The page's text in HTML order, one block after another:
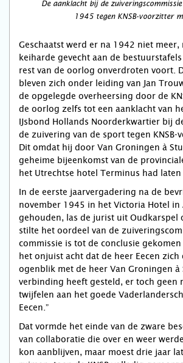
De aanklacht bij de
1945 tegen KNSB-voorzitter
Geschaatst werd er na 1942 niet meer,
keiharde gevecht aan de
rest van de oorlog onverdroten voort.
bleven zich onder leiding van Jan
de opgelegde overheersing door de
de oorlog zelfs tot een aanklacht van
IJsbond Hollands Noorderkwartier bij
de zuivering van de sport tegen KNSB-
Dit omdat hij door Van Groningen à
geheime bijeenkomst van de
het Utrechtse hotel Terminus had laten
In de eerste jaarvergadering na de
november 1945 in het Victoria Hotel in
gehouden, las de jurist uit Oudkarspel
stilte het oordeel van de
commissie is tot de conclusie
het onjuist acht dat de heer Eecen zich
ogenblik met de heer Van Groningen à
verbinding heeft gesteld, er toch geen
twijfelen aan het goede
Eecen.”
Dat vormde het einde van de zware
van collaboratie die over en weer
kon aanblijven, maar moest drie jaar